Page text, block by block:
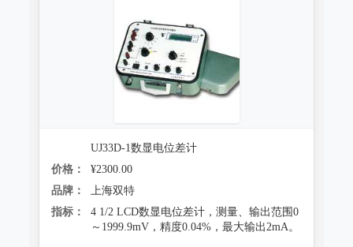
UJ33D-1数显电位差计
价格：
¥2300.00
品牌：
上海双特
指标：
4 1/2 LCD数显电位差计，测量、输出范围0
～1999.9mV，精度0.04%，最大输出2mA。